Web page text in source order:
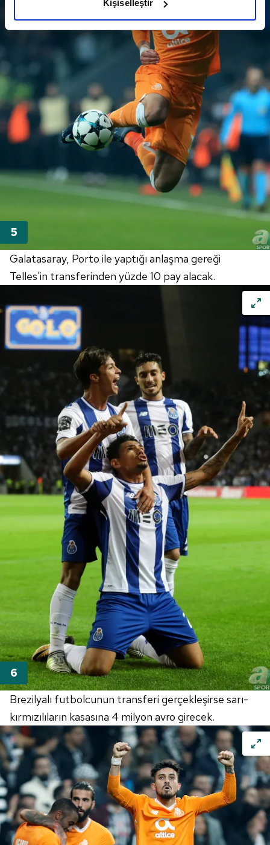
elimizden gelen çabayı gösterdiğimizi ve bu noktada,
kalemimiz olduğunu sizlere hatırlatmak isteriz.
Her halükârda, kullanıcılar, bu çerezlere izin vermedikleri
takdirde, kullanıcılara hedefli reklamlar
gösterilmeyecektir."
Sizlere daha iyi bir hizmet sunabilmek için İnternet
Sitemizde kendimize ve üçüncü kişilere ait çerezler
kullanılmaktadır. Bu çerezler vasıtasıyla çeşitli kişisel
verileriniz işlenmekte olup gerekli olan çerezler bilgi
toplumu hizmetlerinin sunulması amacıyla
kullanılmaktadır. Diğer çerezler, sitemizin daha işlevsel
kılınması ve kişiselleştirilmesi ve sizlere yönelik
reklam/pazarlama faaliyetlerinin yapılması, amaçlarıyla
sınırlı olarak açık rızanız dahilinde kullanılacaktır.
Çerezlere ilişkin tercihlerinizi aşağıda yer alan panel
vasıtasıyla belirleyebilirsiniz. Çerezlere ilişkin detaylı bilgi
Metnimiziziyaret edebilirsiniz.
6698 sayılı Kişisel Verilerin Korunması Kanunu uyarınca
hazırlanmış Aydınlatma Metnimizi okumak ve sitemizde
ilgili mevzuata uygun olarak kullanılan çerezlerle ilgili bilgi
tıklayınız.
Kişiselleştir
Galatasaray, Porto ile yaptığı anlaşma gereği
Telles'in transferinden yüzde 10 pay alacak.
Brezilyalı futbolcunun transferi gerçekleşirse sarı-
kırmızılıların kasasına 4 milyon avro girecek.